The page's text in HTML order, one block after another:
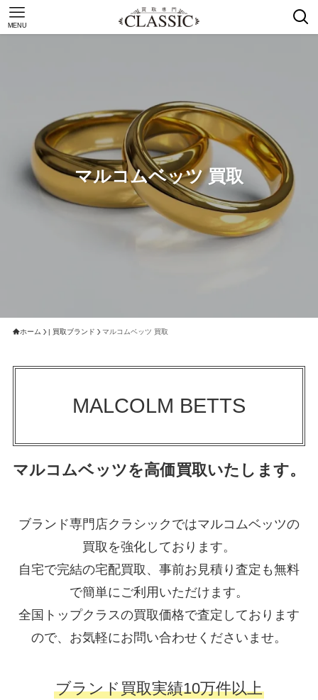
MENU
マルコムベッツ 買取
ホーム | 買取ブランド マルコムベッツ 買取
MALCOLM BETTS
マルコムベッツを高価買取いたします。
ブランド専門店クラシックではマルコムベッツの
買取を強化しております。
自宅で完結の宅配買取、事前お見積り査定も無料
で簡単にご利用いただけます。
全国トップクラスの買取価格で査定しております
ので、お気軽にお問い合わせくださいませ。
ブランド買取実績10万件以上